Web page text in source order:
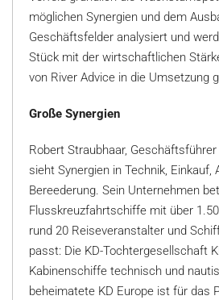
möglichen Synergien und dem
Geschäftsfelder analysiert und
Stück mit der wirtschaftlichen
von River Advice in die Umsetzung
Große Synergien
Robert Straubhaar, Geschäftsführer
sieht Synergien in Technik, Einkauf,
Bereederung. Sein Unternehmen
Flusskreuzfahrtschiffe mit über
rund 20 Reiseveranstalter und
passt: Die KD-Tochtergesellschaft
Kabinenschiffe technisch und
beheimatete KD Europe ist für das